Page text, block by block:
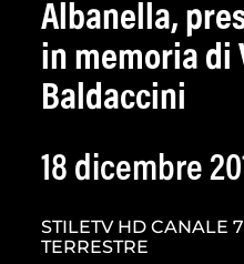
Albanella,
in memoria di
Baldaccini
18 dicembre
STILETV HD CANALE
TERRESTRE